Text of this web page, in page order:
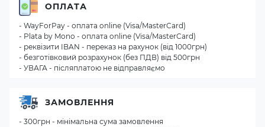
ОПЛАТА
- WayForPay - оплата online (Visa/MasterCard)
- Plata by Mono - оплата online (Visa/MasterCard)
- реквізити IBAN - переказ на рахунок (від 1000грн)
- безготівковий розрахунок (без ПДВ) від 500грн
- УВАГА - післяплатою не відправляємо
ЗАМОВЛЕННЯ
- 300грн - мінімальна сума замовлення